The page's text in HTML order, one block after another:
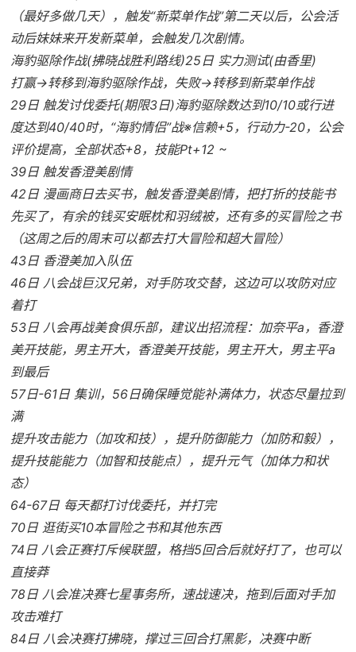
（最好多做几天），触发“新菜单作战”第二天以后，公会活
动后妹妹来开发新菜单，会触发几次剧情。
海豹驱除作战(拂晓战胜利路线)25日 实力测试(由香里)
打赢→转移到海豹驱除作战，失败→转移到新菜单作战
29日 触发讨伐委托(期限3日)海豹驱除数达到10/10或行进
度达到40/40时，“海豹情侣”战※信赖+5，行动力-20，公会
评价提高，全部状态+8，技能Pt+12 ~
39日 触发香澄美剧情
42日 漫画商日去买书，触发香澄美剧情，把打折的技能书
先买了，有余的钱买安眠枕和羽绒被，还有多的买冒险之书
（这周之后的周末可以都去打大冒险和超大冒险）
43日 香澄美加入队伍
46日 八会战巨汉兄弟，对手防攻交替，这边可以攻防对应
着打
53日 八会再战美食俱乐部，建议出招流程：加奈平a，香澄
美开技能，男主开大，香澄美开技能，男主开大，男主平a
到最后
57日-61日 集训，56日确保睡觉能补满体力，状态尽量拉到
满
提升攻击能力（加攻和技），提升防御能力（加防和毅），
提升技能能力（加智和技能点），提升元气（加体力和状
态）
64-67日 每天都打讨伐委托，并打完
70日 逛街买10本冒险之书和其他东西
74日 八会正赛打斥候联盟，格挡5回合后就好打了，也可以
直接莽
78日 八会准决赛七星事务所，速战速决，拖到后面对手加
攻击难打
84日 八会决赛打拂晓，撑过三回合打黑影，决赛中断